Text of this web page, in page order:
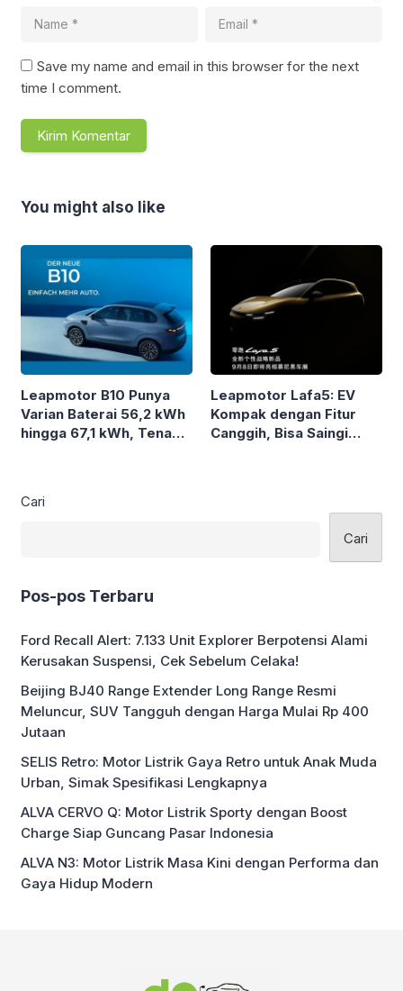
Save my name and email in this browser for the next
time I comment.
You might also like
Leapmotor B10 Punya
Varian Baterai 56,2 kWh
hingga 67,1 kWh, Tenaga
Leapmotor Lafa5: EV
Kompak dengan Fitur
Canggih, Bisa Saingi
Cari
Cari
Pos-pos Terbaru
Ford Recall Alert: 7.133 Unit Explorer Berpotensi Alami
Kerusakan Suspensi, Cek Sebelum Celaka!
Beijing BJ40 Range Extender Long Range Resmi
Meluncur, SUV Tangguh dengan Harga Mulai Rp 400
Jutaan
SELIS Retro: Motor Listrik Gaya Retro untuk Anak Muda
Urban, Simak Spesifikasi Lengkapnya
ALVA CERVO Q: Motor Listrik Sporty dengan Boost
Charge Siap Guncang Pasar Indonesia
ALVA N3: Motor Listrik Masa Kini dengan Performa dan
Gaya Hidup Modern